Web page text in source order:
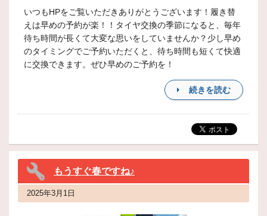
いつもHPをご覧いただきありがとうございます！履き替
えは早めの予約が楽！！タイヤ交換の季節になると、毎年
待ち時間が長くて大変な思いをしていませんか？少し早め
のタイミングでご予約いただくと、待ち時間も短くて快適
に交換できます。ぜひ早めのご予約を！
続きを読む
もうすぐ春ですね♪
2025年3月1日